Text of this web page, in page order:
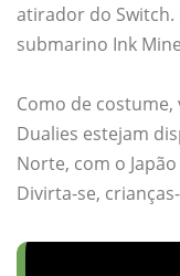
atirador do Switch.
submarino Ink
Como de
Dualies estejam
Norte, com o
Divirta-se,